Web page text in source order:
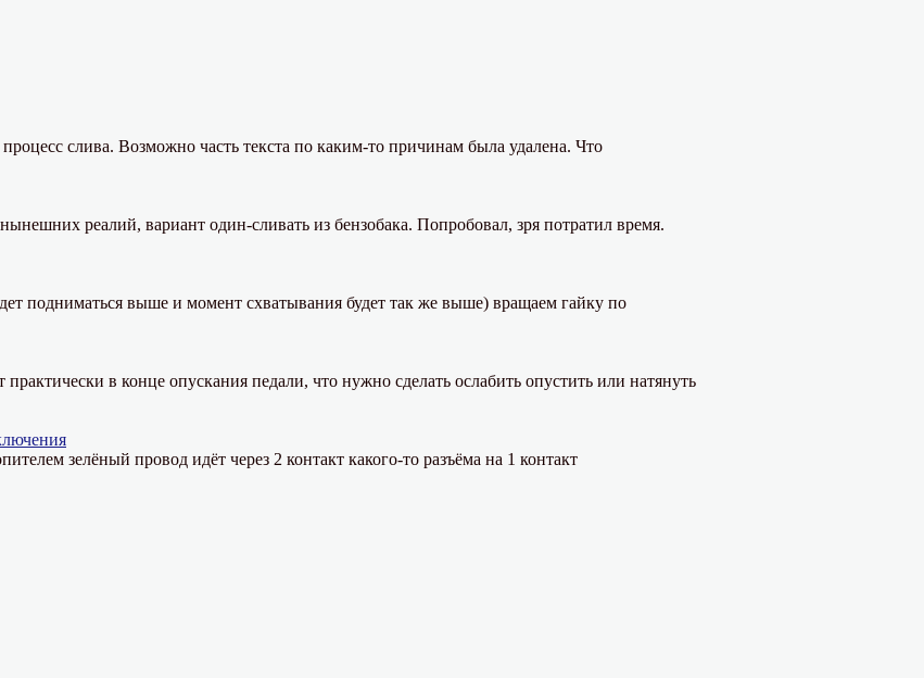
слива. Возможно часть текста по каким-то причинам была удалена. Что
реалий, вариант один-сливать из бензобака. Попробовал, зря потратил время.
подниматься выше и момент схватывания будет так же выше) вращаем гайку по
в конце опускания педали, что нужно сделать ослабить опустить или натянуть
зелёный провод идёт через 2 контакт какого-то разъёма на 1 контакт